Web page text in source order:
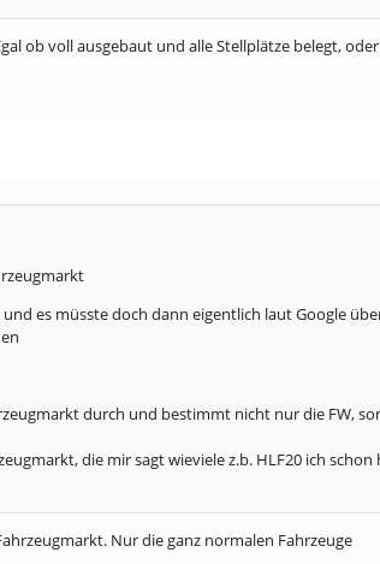
ob voll ausgebaut und alle Stellplätze belegt,
es müsste doch dann eigentlich laut Google
durch und bestimmt nicht nur die FW,
die mir sagt wieviele z.b. HLF20 ich schon
Nur die ganz normalen Fahrzeuge